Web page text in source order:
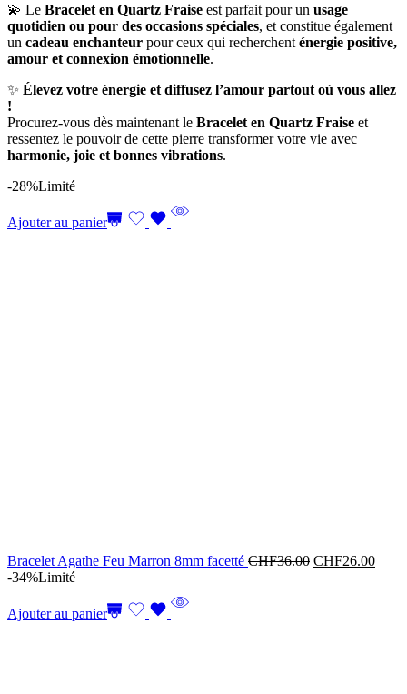
💫 Le Bracelet en Quartz Fraise est parfait pour un usage
quotidien ou pour des occasions spéciales, et constitue également
un cadeau enchanteur pour ceux qui recherchent énergie positive,
amour et connexion émotionnelle.
✨ Élevez votre énergie et diffusez l’amour partout où vous allez
!
Procurez-vous dès maintenant le Bracelet en Quartz Fraise et
ressentez le pouvoir de cette pierre transformer votre vie avec
harmonie, joie et bonnes vibrations.
-28%Limité
Ajouter au panier
Bracelet Agathe Feu Marron 8mm facetté CHF36.00 CHF26.00
-34%Limité
Ajouter au panier